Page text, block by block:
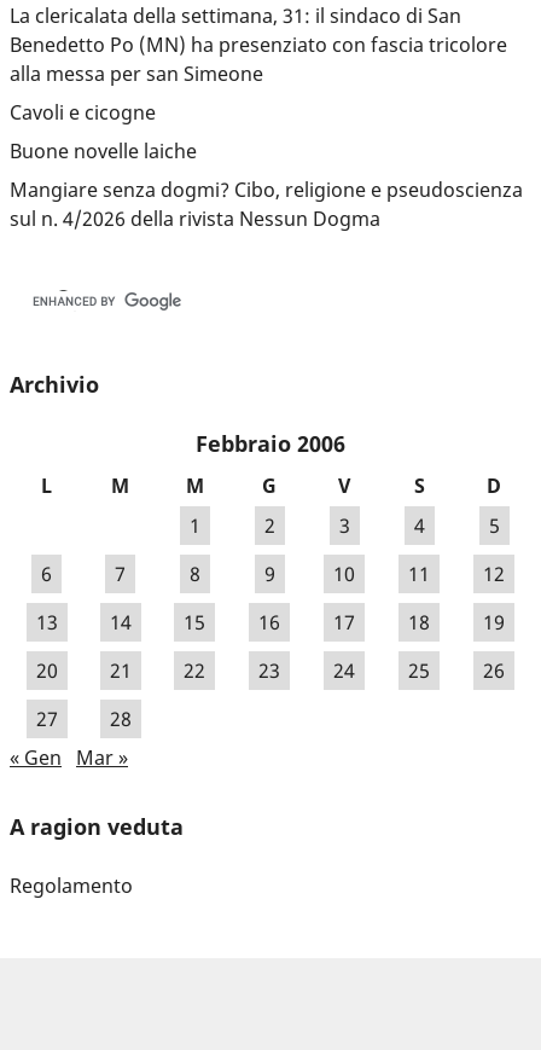
La clericalata della settimana, 31: il sindaco di San
Benedetto Po (MN) ha presenziato con fascia tricolore
alla messa per san Simeone
Cavoli e cicogne
Buone novelle laiche
Mangiare senza dogmi? Cibo, religione e pseudoscienza
sul n. 4/2026 della rivista Nessun Dogma
Archivio
Febbraio 2006
L M M G V S
D
1
2 3 4
5
6
7 8 9 10 11
12
13
14 15 16 17 18
19
20
21 22 23 24 25
26
27
28
« Gen
Mar »
A ragion veduta
Regolamento